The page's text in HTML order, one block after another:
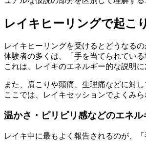
レイキヒーリングで起こ
レイキヒーリングを受けるとどうなる
体験者の多くは、「手を当てられてい
これは、レイキのエネルギー的な説明
また、肩こりや頭痛、生理痛などに対
ここでは、レイキセッションでよくみ
温かさ・ピリピリ感などのエネル
レイキ中に最もよく報告されるのが、